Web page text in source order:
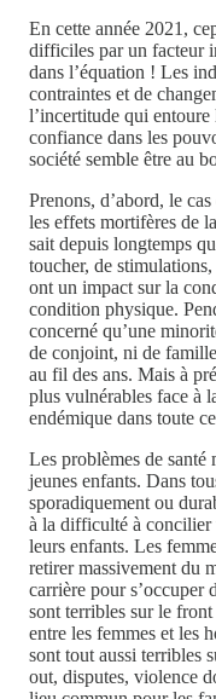
En cette année 2021,
difficiles par un facteur
dans l’équation ! Les
contraintes et de
l’incertitude qui
confiance dans les
société semble être au
Prenons, d’abord, le
les effets mortifères de
sait depuis longtemps
toucher, de
ont un impact sur la
condition physique.
concerné qu’une
de conjoint, ni de
au fil des ans. Mais à
plus vulnérables face à
endémique dans toute
Les problèmes de santé
jeunes enfants. Dans
sporadiquement ou
à la difficulté à concilier
leurs enfants. Les
retirer massivement du
carrière pour s’occuper
sont terribles sur le
entre les femmes et les
sont tout aussi terribles
out, disputes, violence